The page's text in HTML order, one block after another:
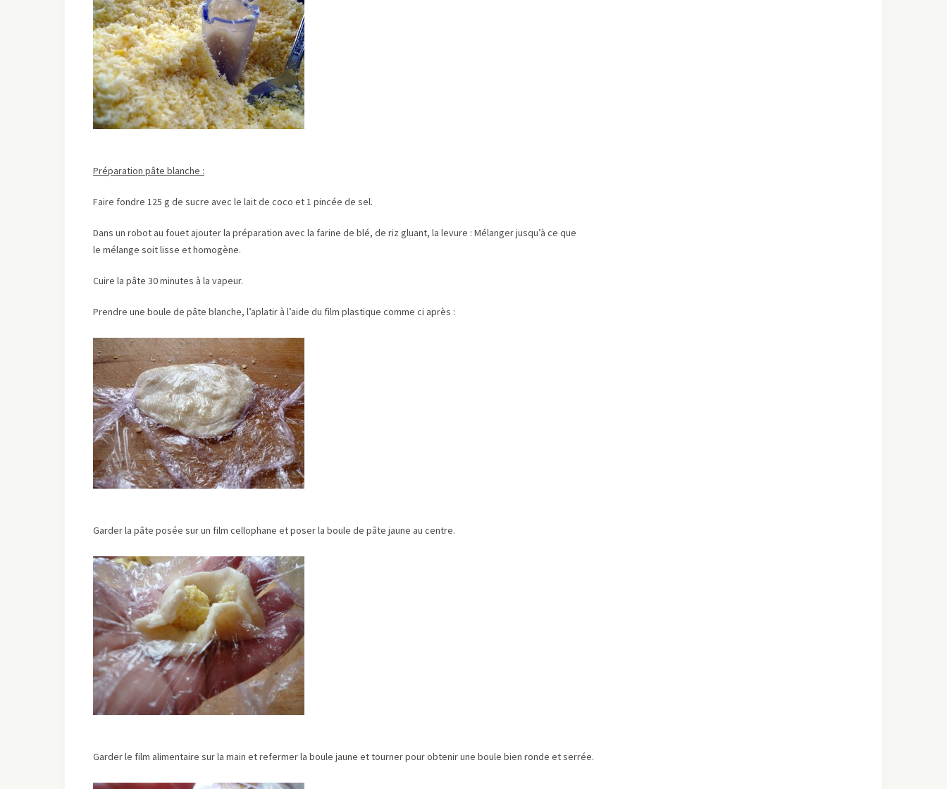
Préparation pâte blanche :
Faire fondre 125 g de sucre avec le lait de coco et 1 pincée de sel.
Dans un robot au fouet ajouter la préparation avec la farine de blé, de riz gluant, la levure : Mélanger jusqu’à ce que
le mélange soit lisse et homogène.
Cuire la pâte 30 minutes à la vapeur.
Prendre une boule de pâte blanche, l’aplatir à l’aide du film plastique comme ci après :
Garder la pâte posée sur un film cellophane et poser la boule de pâte jaune au centre.
Garder le film alimentaire sur la main et refermer la boule jaune et tourner pour obtenir une boule bien ronde et serrée.